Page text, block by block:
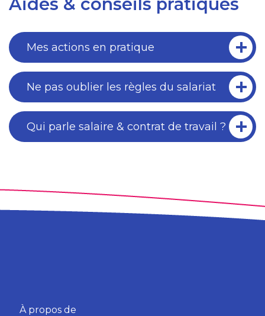
Mes actions en pratique
Ne pas oublier les règles du salariat
Qui parle salaire & contrat de travail ?
À propos de